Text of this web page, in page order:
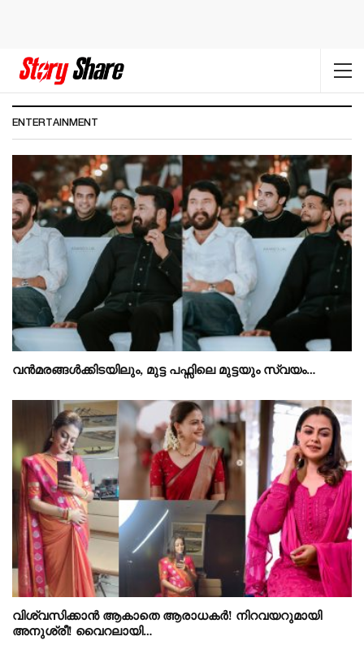
ENTERTAINMENT
വന്‍മരങ്ങള്‍ക്കിടയിലും, മുട്ട പഫ്സിലെ മുട്ടയും സ്വയം…
വിശ്വസിക്കാൻ ആകാതെ ആരാധകർ! നിറവയറുമായി
അനുശ്രീ! വൈറലായി…